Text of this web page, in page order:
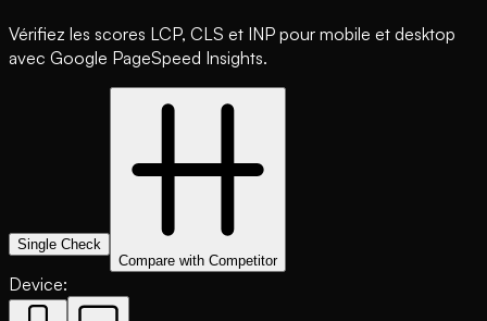
Vérifiez les scores LCP, CLS et INP pour mobile et desktop
avec Google PageSpeed Insights.
Single Check
Compare with Competitor
Device: